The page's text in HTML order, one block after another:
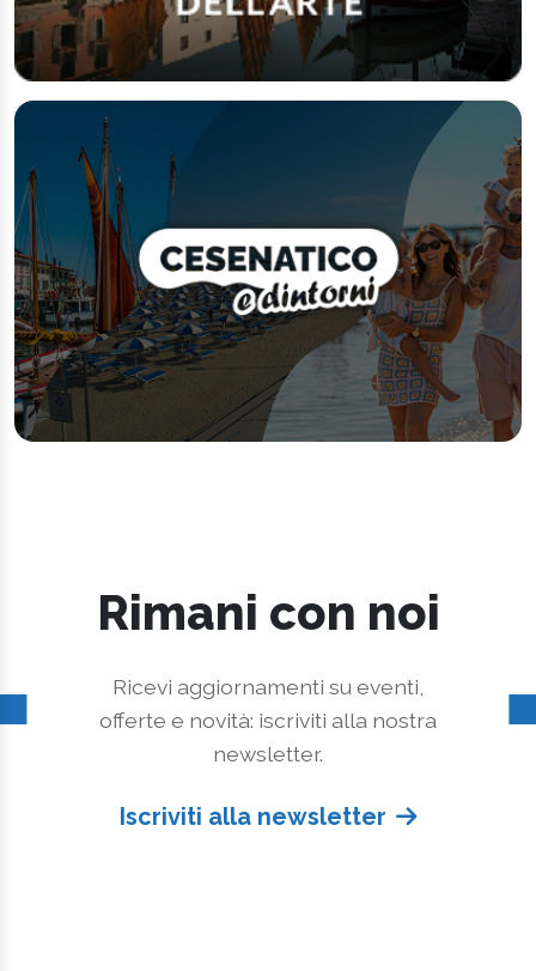
Rimani con noi
Ricevi aggiornamenti su eventi,
offerte e novità: iscriviti alla nostra
newsletter.
Iscriviti alla newsletter